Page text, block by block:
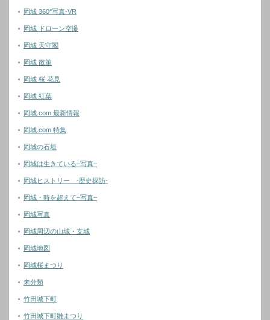
岡城 360°写真-VR
岡城 ドローン空撮
岡城 天守閣
岡城 散策
岡城 桜 花見
岡城 紅葉
岡城.com 最新情報
岡城.com 特集
岡城の石垣
岡城は生きている–写真–
岡城ヒストリー -歴史探訪-
岡城・時を超えて–写真–
岡城写真
岡城周辺の山城・支城
岡城地図
岡城桜まつり
未分類
竹田城下町
竹田城下町雛まつり